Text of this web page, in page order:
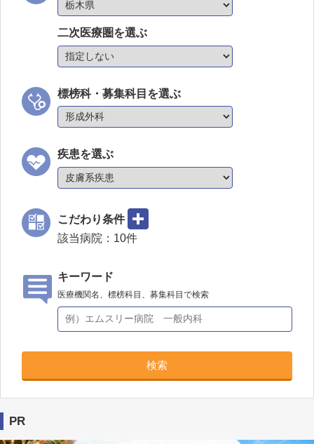
二次医療圏を選ぶ
標榜科・募集科目を選ぶ
疾患を選ぶ
こだわり条件
該当病院： 10件
キーワード
医療機関名、標榜科目、募集科目で検索
検索
PR